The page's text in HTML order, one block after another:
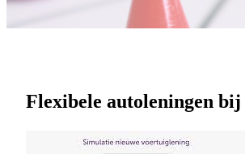
Flexibele autoleningen